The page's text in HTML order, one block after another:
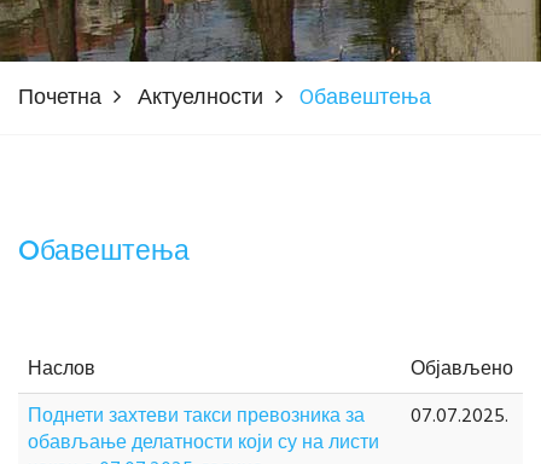
Почетна Актуелности Oбавештења
Oбавештења
Наслов
Објављено
Поднети захтеви такси превозника за
обављање делатности који су на листи
07.07.2025.